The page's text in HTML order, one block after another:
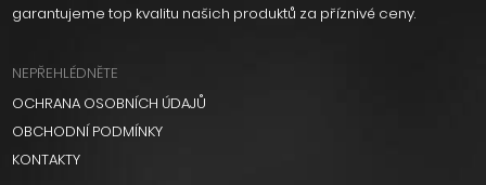
garantujeme top kvalitu našich produktů za příznivé ceny.
NEPŘEHLÉDNĚTE
OCHRANA OSOBNÍCH ÚDAJŮ
OBCHODNÍ PODMÍNKY
KONTAKTY